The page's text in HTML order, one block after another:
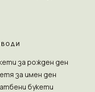
за рожден ден
за имен ден
букети